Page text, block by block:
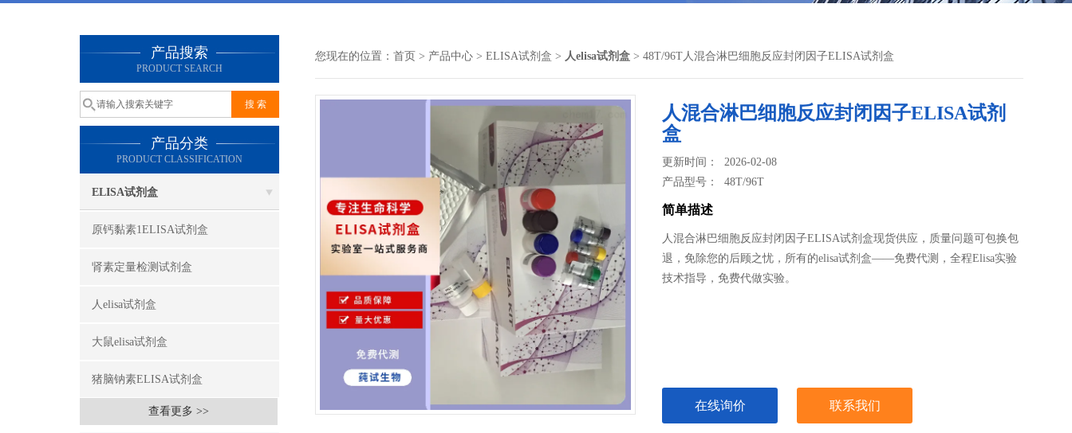
产品搜索
PRODUCT SEARCH
产品分类
PRODUCT CLASSIFICATION
ELISA试剂盒
原钙黏素1ELISA试剂盒
肾素定量检测试剂盒
人elisa试剂盒
大鼠elisa试剂盒
猪脑钠素ELISA试剂盒
查看更多 >>
您现在的位置： 首页 > 产品中心 > ELISA试剂盒 > 人elisa试剂盒 > 48T/96T人混合淋巴细胞反应封闭因子ELISA试剂盒
人混合淋巴细胞反应封闭因子ELISA试剂
盒
更新时间： 2026-02-08
产品型号：48T/96T
简单描述
人混合淋巴细胞反应封闭因子ELISA试剂盒现货供应，质量问题可包换包
退，免除您的后顾之忧，所有的elisa试剂盒——免费代测，全程Elisa实验
技术指导，免费代做实验。
在线询价 联系我们